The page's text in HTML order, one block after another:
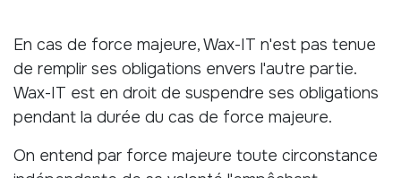
En cas de force majeure, Wax-IT n'est pas tenue
de remplir ses obligations envers l'autre partie.
Wax-IT est en droit de suspendre ses obligations
pendant la durée du cas de force majeure.
On entend par force majeure toute circonstance